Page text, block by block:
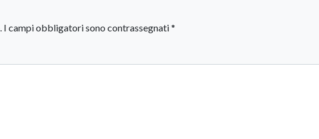
I campi obbligatori sono contrassegnati*